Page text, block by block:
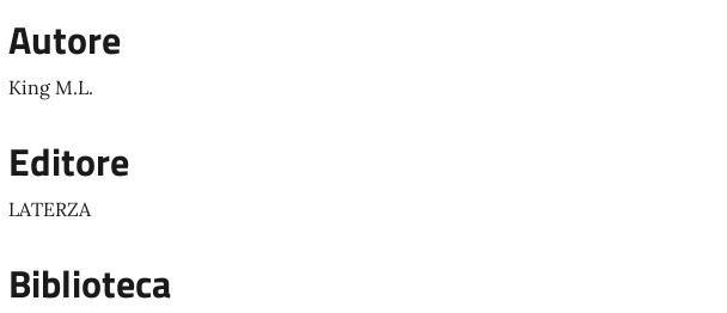
Autore
King M.L.
Editore
LATERZA
Biblioteca